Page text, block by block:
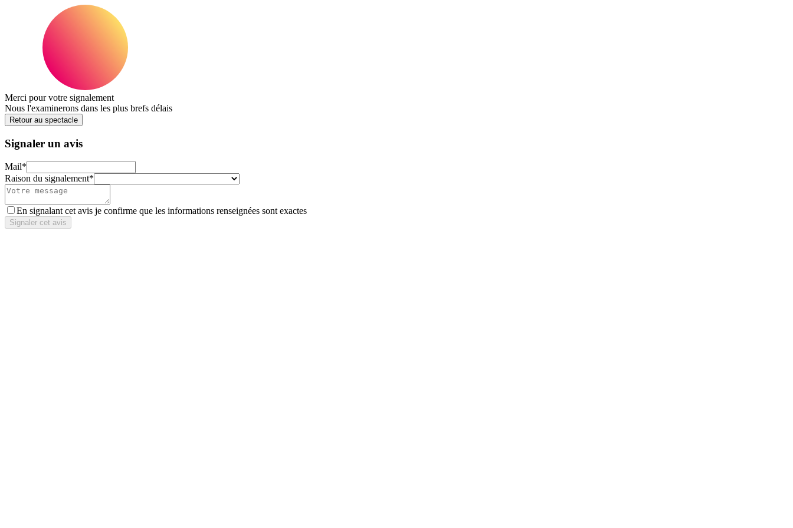
Merci pour votre signalement
Nous l'examinerons dans les plus brefs délais
Retour au spectacle
Signaler un avis
Mail*
Raison du signalement*
En signalant cet avis je confirme que les informations renseignées sont exactes
Signaler cet avis